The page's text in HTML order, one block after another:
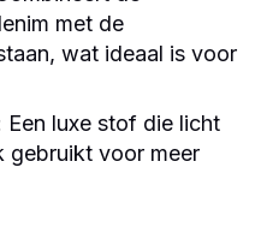
met de
wat ideaal is voor
Een luxe stof die licht
gebruikt voor meer